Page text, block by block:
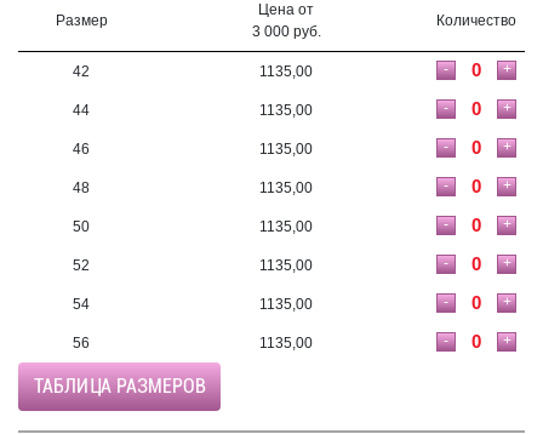
Размер
Цена от
3 000 руб.
Количество
42 1135,00 +
-
44 1135,00 +
-
46 1135,00 +
-
48 1135,00 +
-
50 1135,00 +
-
52 1135,00 +
-
54 1135,00 +
-
56 1135,00 +
-
ТАБЛИЦА РАЗМЕРОВ